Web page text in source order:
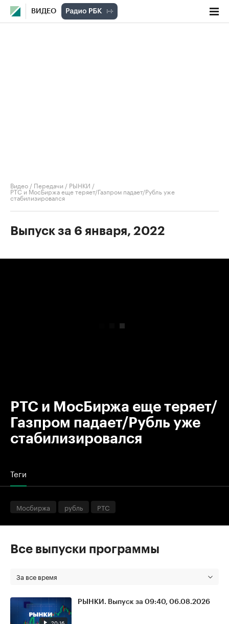
ВИДЕО
Видео / Передачи / РЫНКИ /
РТС и МосБиржа еще теряет/Газпром падает/Рубль уже
стабилизировался
Выпуск за 6 января, 2022
РТС и МосБиржа еще теряет/
Газпром падает/Рубль уже
стабилизировался
Теги
Мосбиржа рубль РТС
Все выпуски программы
За все время
РЫНКИ. Выпуск за 09:40, 06.08.2026